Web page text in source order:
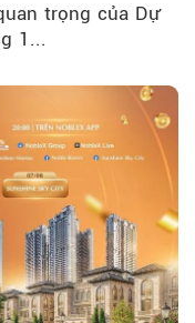
trọng của Dự
1...